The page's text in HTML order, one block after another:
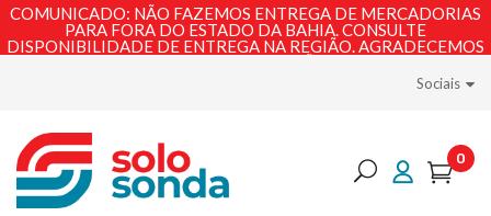
COMUNICADO: NÃO FAZEMOS ENTREGA DE MERCADORIAS
PARA FORA DO ESTADO DA BAHIA. CONSULTE
DISPONIBILIDADE DE ENTREGA NA REGIÃO. AGRADECEMOS
Sociais
0